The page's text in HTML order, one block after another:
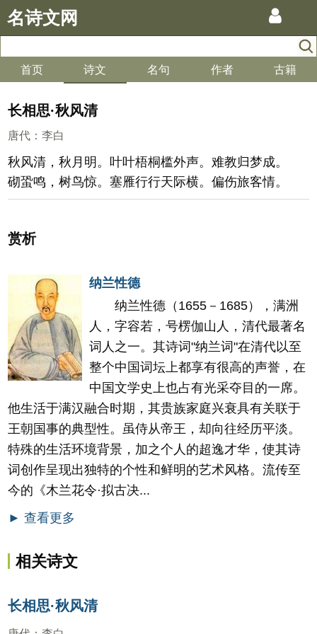
名诗文网
首页 诗文 名句 作者 古籍
长相思·秋风清
唐代 ： 李白
秋风清，秋月明。叶叶梧桐槛外声。难教归梦成。
砌蛩鸣，树鸟惊。塞雁行行天际横。偏伤旅客情。
赏析
纳兰性德
纳兰性德（1655－1685），满洲
人，字容若，号楞伽山人，清代最著名
词人之一。其诗词"纳兰词"在清代以至
整个中国词坛上都享有很高的声誉，在
中国文学史上也占有光采夺目的一席。
他生活于满汉融合时期，其贵族家庭兴衰具有关联于
王朝国事的典型性。虽侍从帝王，却向往经历平淡。
特殊的生活环境背景，加之个人的超逸才华，使其诗
词创作呈现出独特的个性和鲜明的艺术风格。流传至
今的《木兰花令·拟古决...
► 查看更多
相关诗文
长相思·秋风清